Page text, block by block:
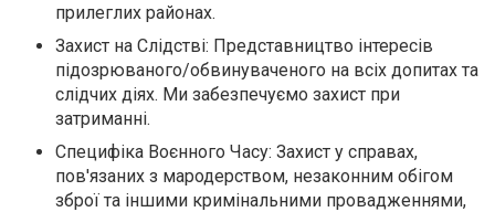
прилеглих районах.
Захист на Слідстві: Представництво інтересів
підозрюваного/обвинуваченого на всіх допитах та
слідчих діях. Ми забезпечуємо захист при
затриманні.
Специфіка Воєнного Часу: Захист у справах,
пов'язаних з мародерством, незаконним обігом
зброї та іншими кримінальними провадженнями,